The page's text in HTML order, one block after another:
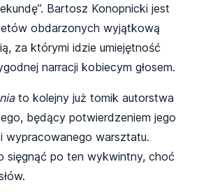
Bartosz Konopnicki jest
obdarzonych wyjątkową
za którymi idzie umiejętność
narracji kobiecym głosem.
to kolejny już tomik autorstwa
będący potwierdzeniem jego
wypracowanego warsztatu.
sięgnąć po ten wykwintny, choć